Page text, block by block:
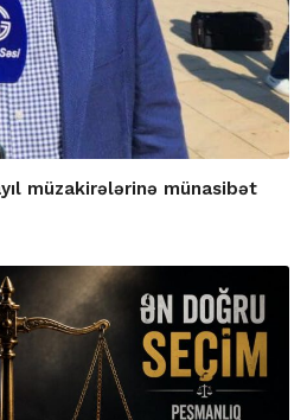
müzakirələrinə münasibət